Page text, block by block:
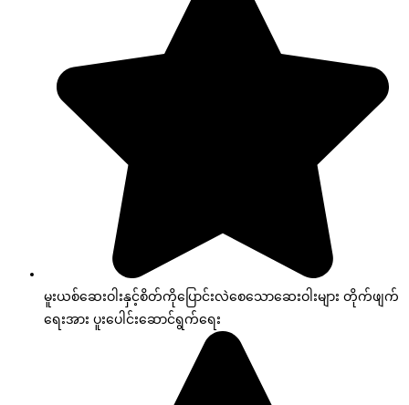
မူးယစ်ဆေးဝါးနှင့်စိတ်ကိုပြောင်းလဲစေသောဆေးဝါးများ တိုက်ဖျက်
ရေးအား ပူးပေါင်းဆောင်ရွက်ရေး